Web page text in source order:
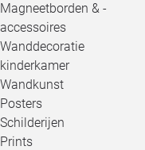
Magneetborden & -
accessoires
Wanddecoratie
kinderkamer
Wandkunst
Posters
Schilderijen
Prints